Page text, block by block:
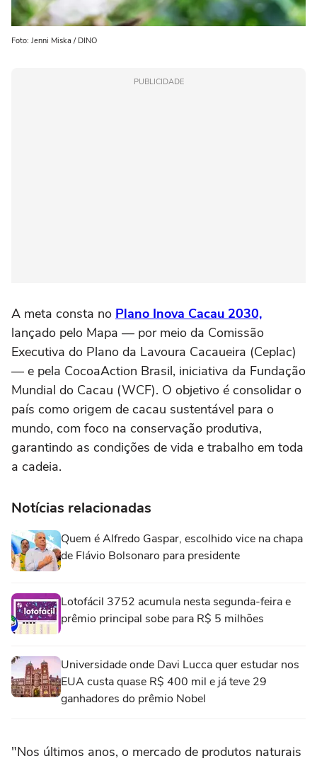
Foto: Jenni Miska / DINO
PUBLICIDADE
A meta consta no Plano Inova Cacau 2030,
lançado pelo Mapa — por meio da Comissão
Executiva do Plano da Lavoura Cacaueira (Ceplac)
— e pela CocoaAction Brasil, iniciativa da Fundação
Mundial do Cacau (WCF). O objetivo é consolidar o
país como origem de cacau sustentável para o
mundo, com foco na conservação produtiva,
garantindo as condições de vida e trabalho em toda
a cadeia.
Notícias relacionadas
Quem é Alfredo Gaspar, escolhido vice na chapa
de Flávio Bolsonaro para presidente
Lotofácil 3752 acumula nesta segunda-feira e
prêmio principal sobe para R$ 5 milhões
Universidade onde Davi Lucca quer estudar nos
EUA custa quase R$ 400 mil e já teve 29
ganhadores do prêmio Nobel
"Nos últimos anos, o mercado de produtos naturais